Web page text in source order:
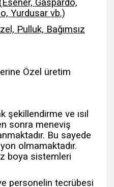
Gaspardo,
Yurdusar vb.)
Pulluk, Bağımsız
Özel üretim
şekillendirme ve ısıl
sonra meneviş
Bu sayede
olmamaktadır.
boya sistemleri
personelin tecrübesi